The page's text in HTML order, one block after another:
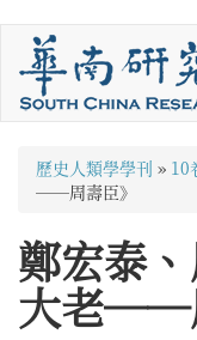
您
在
這
裡
歷史人類學學刊 » 10
──周壽臣》
鄭宏泰
大老──